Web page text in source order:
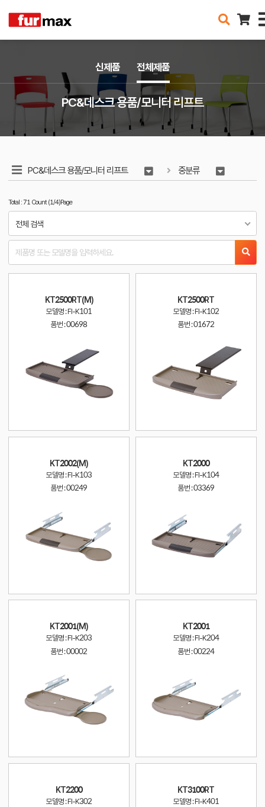
PC&데스크 용품/모니터 리프트
신제품 전체제품
PC&데스크 용품/모니터 리프트 중분류
전체 검색
Total : 71 Count (1/4)Page
KT2500RT(M)
모델명 : FI-K101
품번 :00698
KT2500RT
모델명 : FI-K102
품번 :01672
KT2002(M)
모델명 : FI-K103
품번 :00249
KT2000
모델명 : FI-K104
품번 :03369
KT2001(M)
모델명 : FI-K203
품번 :00002
KT2001
모델명 : FI-K204
품번 :00224
KT2200
모델명 : FI-K302
KT3100RT
모델명 : FI-K401